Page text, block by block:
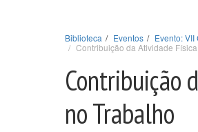
Biblioteca Eventos
Evento:
Contribuição da Atividade
Contribuição
no Trabalho